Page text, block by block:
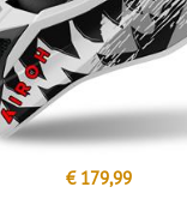
€ 179,99